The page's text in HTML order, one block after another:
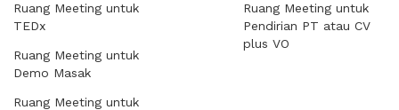
Ruang Meeting untuk
TEDx
Ruang Meeting untuk
Demo Masak
Ruang Meeting untuk
Ruang Meeting untuk
Pendirian PT atau CV
plus VO